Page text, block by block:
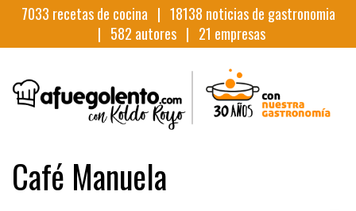
7033 recetas de cocina | 18138 noticias de gastronomia
| 582 autores | 21 empresas
Café Manuela